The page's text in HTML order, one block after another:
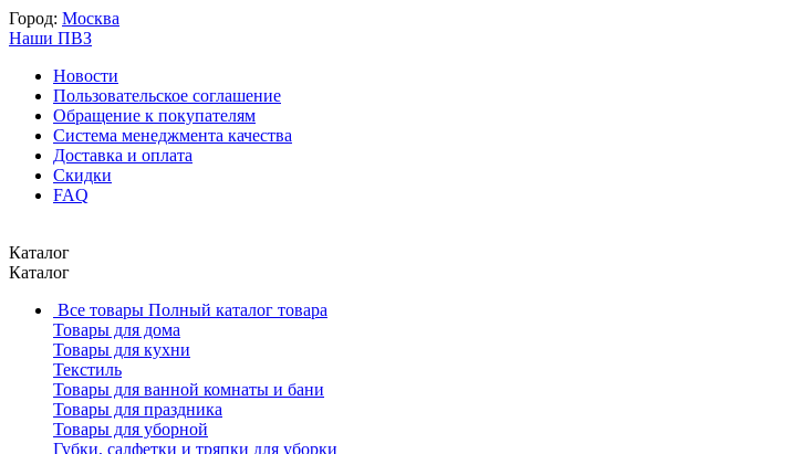
Город: Москва
Наши ПВЗ
Новости
Пользовательское соглашение
Обращение к покупателям
Система менеджмента качества
Доставка и оплата
Скидки
FAQ
Каталог
Каталог
Все товары Полный каталог товара
Товары для дома
Товары для кухни
Текстиль
Товары для ванной комнаты и бани
Товары для праздника
Товары для уборной
Губки, салфетки и тряпки для уборки